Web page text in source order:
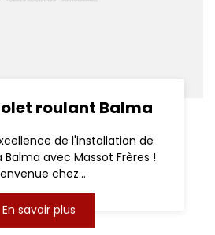
roulant Balma
de l'installation de
avec Massot Frères !
chez...
En savoir plus